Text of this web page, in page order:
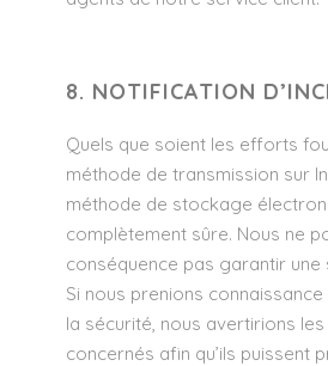
8. NOTIFICATION
Quels que soient les efforts
méthode de transmission sur
méthode de stockage
complètement sûre. Nous ne
conséquence pas garantir une
Si nous prenions connaissance
la sécurité, nous avertirions
concernés afin qu’ils puissent